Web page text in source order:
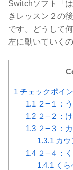
Switchソフト「
きレッスン２の
です。どうして
左に動いていく
1 チェックポイ
1.1 ２−１：
1.2２−２：
1.3２−３：
1.3.1 カ
1.4２−４：
1.4.1 く